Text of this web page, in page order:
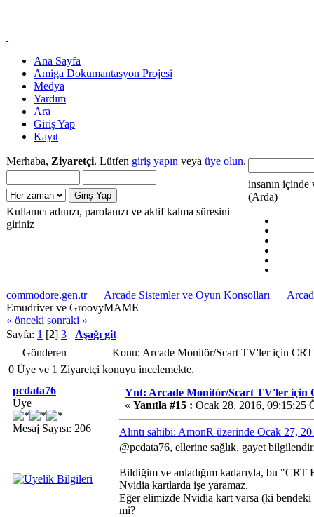
Ana Sayfa
Amiga Dokumantasyon Projesi
Medya
Yardım
Ara
Giriş Yap
Kayıt
Merhaba, Ziyaretçi. Lütfen giriş yapın veya üye olun.
Kullanıcı adınızı, parolanızı ve aktif kalma süresini
giriniz
insanın içinde
(Arda)
commodore.gen.tr Arcade Sistemler ve Oyun Konsolları
Emudriver ve GroovyMAME
« önceki sonraki »
Sayfa: 1 [2] 3
Aşağı git
Gönderen
Konu: Arcade Monitör/Scart TV'ler için
0 Üye ve 1 Ziyaretçi konuyu incelemekte.
pcdata76
Üye
Mesaj Sayısı: 206
Ynt: Arcade Monitör/Scart TV'ler için
« Yanıtla #15 : Ocak 28, 2016, 09:15:25
Alıntı sahibi: AmonR üzerinde Ocak 27,
@pcdata76, ellerine sağlık, gayet
Bildiğim ve anladığım kadarıyla, bu
Nvidia kartlarda işe yaramaz.
Eğer elimizde Nvidia kart varsa (ki
mi?